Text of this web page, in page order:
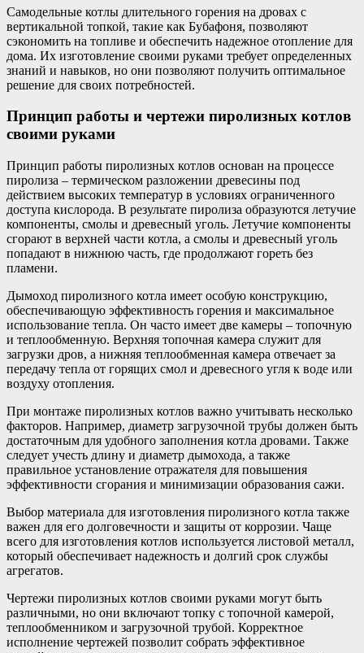
Самодельные котлы длительного горения на дровах с
вертикальной топкой, такие как Бубафоня, позволяют
сэкономить на топливе и обеспечить надежное отопление для
дома. Их изготовление своими руками требует определенных
знаний и навыков, но они позволяют получить оптимальное
решение для своих потребностей.
Принцип работы и чертежи пиролизных котлов
своими руками
Принцип работы пиролизных котлов основан на процессе
пиролиза – термическом разложении древесины под
действием высоких температур в условиях ограниченного
доступа кислорода. В результате пиролиза образуются летучие
компоненты, смолы и древесный уголь. Летучие компоненты
сгорают в верхней части котла, а смолы и древесный уголь
попадают в нижнюю часть, где продолжают гореть без
пламени.
Дымоход пиролизного котла имеет особую конструкцию,
обеспечивающую эффективность горения и максимальное
использование тепла. Он часто имеет две камеры – топочную
и теплообменную. Верхняя топочная камера служит для
загрузки дров, а нижняя теплообменная камера отвечает за
передачу тепла от горящих смол и древесного угля к воде или
воздуху отопления.
При монтаже пиролизных котлов важно учитывать несколько
факторов. Например, диаметр загрузочной трубы должен быть
достаточным для удобного заполнения котла дровами. Также
следует учесть длину и диаметр дымохода, а также
правильное установление отражателя для повышения
эффективности сгорания и минимизации образования сажи.
Выбор материала для изготовления пиролизного котла также
важен для его долговечности и защиты от коррозии. Чаще
всего для изготовления котлов используется листовой металл,
который обеспечивает надежность и долгий срок службы
агрегатов.
Чертежи пиролизных котлов своими руками могут быть
различными, но они включают топку с топочной камерой,
теплообменником и загрузочной трубой. Корректное
исполнение чертежей позволит собрать эффективное